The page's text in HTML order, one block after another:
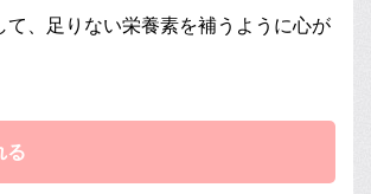
て、足りない栄養素を補うように心が
る